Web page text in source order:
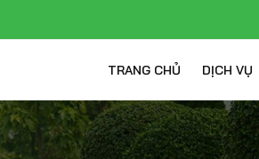
TRANG CHỦ DỊCH VỤ